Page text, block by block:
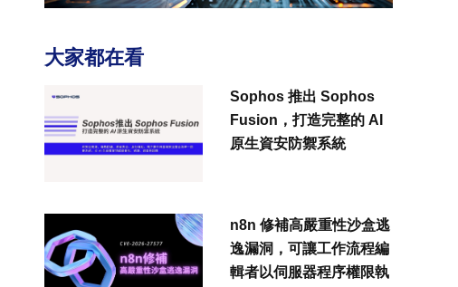
大家都在看
Sophos 推出 Sophos
Fusion，打造完整的 AI
原生資安防禦系統
n8n 修補高嚴重性沙盒逃
逸漏洞，可讓工作流程編
輯者以伺服器程序權限執